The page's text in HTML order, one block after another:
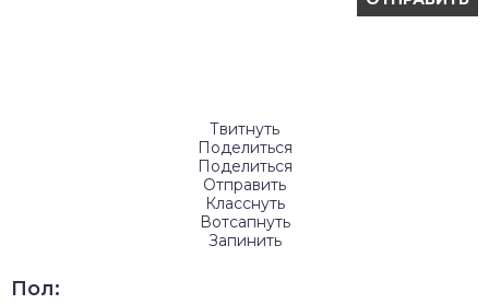
Твитнуть
Поделиться
Поделиться
Отправить
Класснуть
Вотсапнуть
Запинить
Пол: